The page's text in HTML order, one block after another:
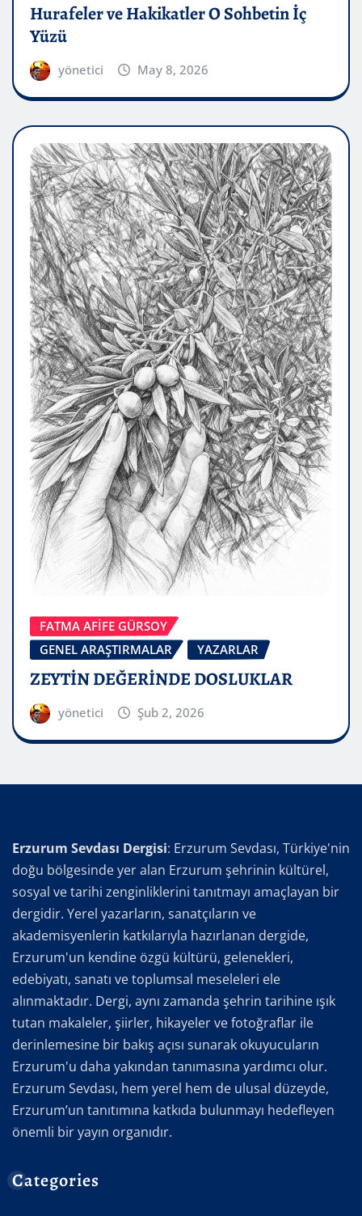
Hurafeler ve Hakikatler O Sohbetin İç
Yüzü
yönetici May 8, 2026
FATMA AFİFE GÜRSOY
GENEL ARAŞTIRMALAR
YAZARLAR
ZEYTİN DEĞERİNDE DOSLUKLAR
yönetici Şub 2, 2026
Erzurum Sevdası Dergisi: Erzurum Sevdası, Türkiye'nin
doğu bölgesinde yer alan Erzurum şehrinin kültürel,
sosyal ve tarihi zenginliklerini tanıtmayı amaçlayan bir
dergidir. Yerel yazarların, sanatçıların ve
akademisyenlerin katkılarıyla hazırlanan dergide,
Erzurum'un kendine özgü kültürü, gelenekleri,
edebiyatı, sanatı ve toplumsal meseleleri ele
alınmaktadır. Dergi, aynı zamanda şehrin tarihine ışık
tutan makaleler, şiirler, hikayeler ve fotoğraflar ile
derinlemesine bir bakış açısı sunarak okuyucuların
Erzurum'u daha yakından tanımasına yardımcı olur.
Erzurum Sevdası, hem yerel hem de ulusal düzeyde,
Erzurum’un tanıtımına katkıda bulunmayı hedefleyen
önemli bir yayın organıdır.
Categories